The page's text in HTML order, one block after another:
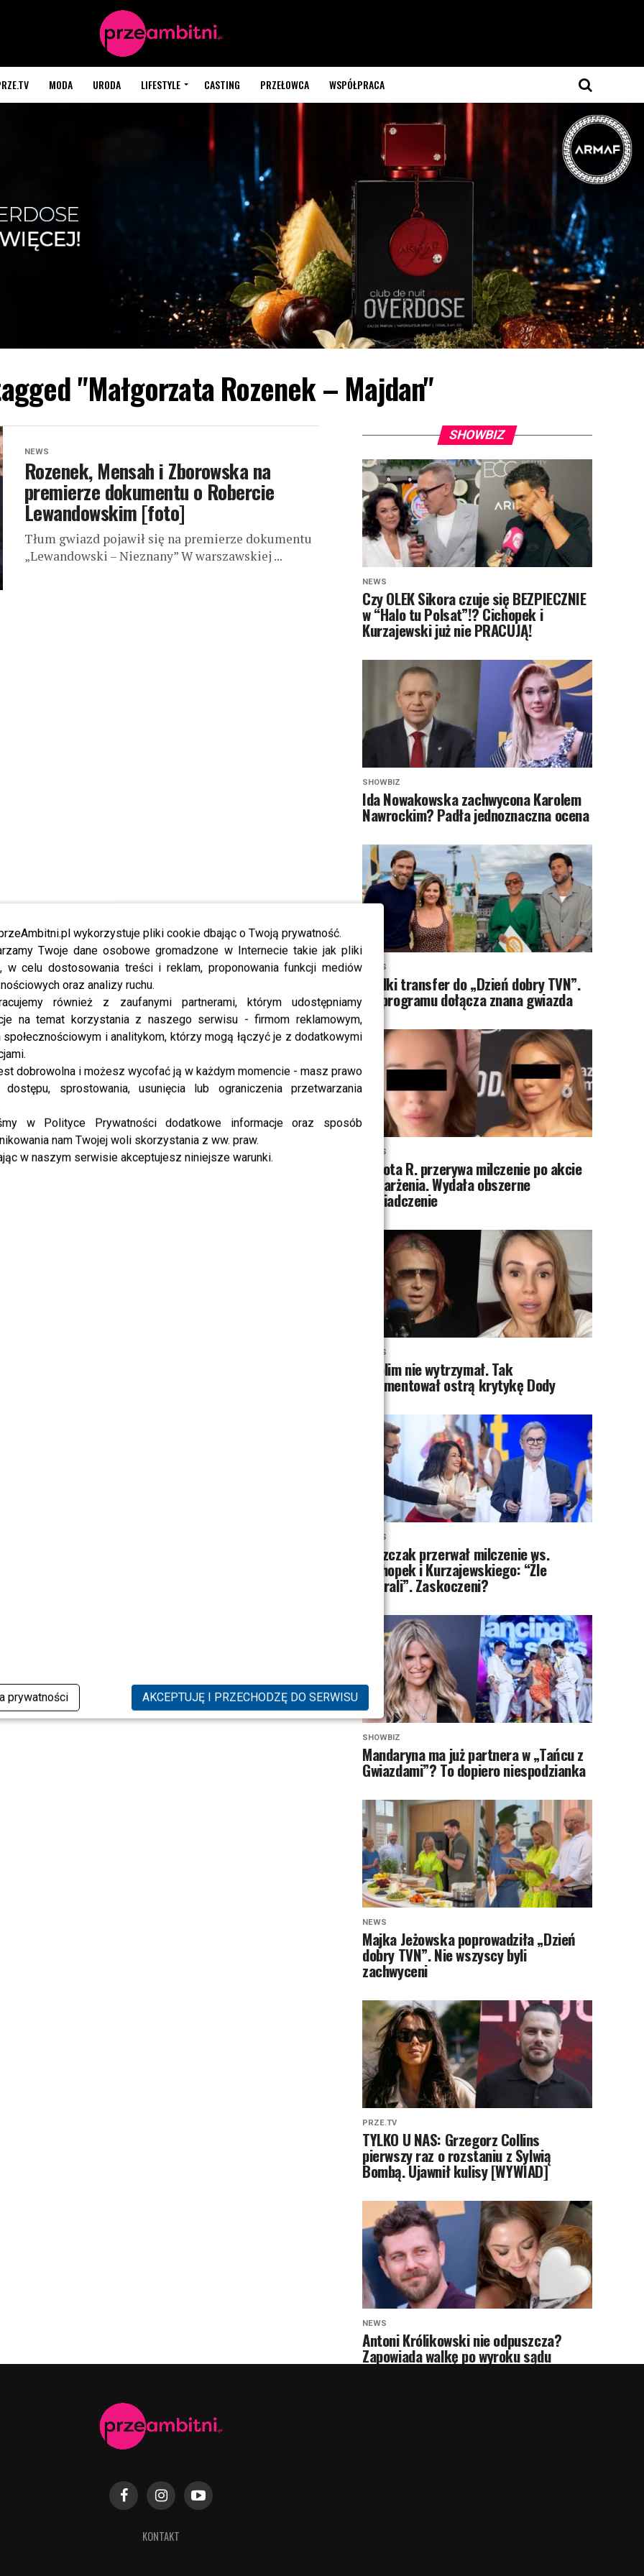
wykorzystuje pliki cookie dbając o Twoją prywatność.
Twoje dane osobowe gromadzone w Internecie takie jak pliki
w celu dostosowania treści i reklam, proponowania funkcji mediów
oraz analizy ruchu.
również z zaufanymi partnerami, którym udostępniamy
na temat korzystania z naszego serwisu - firmom reklamowym,
społecznościowym i analitykom, którzy mogą łączyć je z dodatkowymi
dobrowolna i możesz wycofać ją w każdym momencie - masz prawo
dostępu, sprostowania, usunięcia lub ograniczenia przetwarzania
w Polityce Prywatności dodatkowe informacje oraz sposób
nam Twojej woli skorzystania z ww. praw.
w naszym serwisie akceptujesz niniejsze warunki.
prywatności AKCEPTUJĘ I PRZECHODZĘ DO SERWISU
MODA URODA LIFESTYLE CASTING PRZEŁOWCA WSPÓŁPRACA
"Małgorzata Rozenek – Majdan"
NEWS
Rozenek, Mensah i Zborowska na
premierze dokumentu o Robercie
Lewandowskim [foto]
Tłum gwiazd pojawił się na premierze dokumentu
„Lewandowski – Nieznany” W warszawskiej ...
SHOWBIZ
NEWS
Czy OLEK Sikora czuje się BEZPIECZNIE
w “Halo tu Polsat”!? Cichopek i
Kurzajewski już nie PRACUJĄ!
SHOWBIZ
Ida Nowakowska zachwycona Karolem
Nawrockim? Padła jednoznaczna ocena
NEWS
Wielki transfer do „Dzień dobry TVN”.
Do programu dołącza znana gwiazda
NEWS
Dorota R. przerywa milczenie po akcie
oskarżenia. Wydała obszerne
oświadczenie
NEWS
Skolim nie wytrzymał. Tak
skomentował ostrą krytykę Dody
NEWS
Miszczak przerwał milczenie ws.
Cichopek i Kurzajewskiego: “Źle
wybrali”. Zaskoczeni?
SHOWBIZ
Mandaryna ma już partnera w „Tańcu z
Gwiazdami”? To dopiero niespodzianka
NEWS
Majka Jeżowska poprowadziła „Dzień
dobry TVN”. Nie wszyscy byli
zachwyceni
PRZE.TV
TYLKO U NAS: Grzegorz Collins
pierwszy raz o rozstaniu z Sylwią
Bombą. Ujawnił kulisy [WYWIAD]
NEWS
Antoni Królikowski nie odpuszcza?
Zapowiada walkę po wyroku sądu
KONTAKT